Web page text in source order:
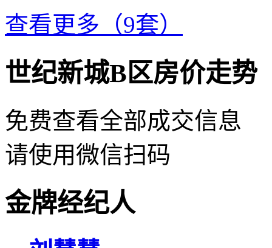
查看更多（9套）
世纪新城B区房价走势
免费查看全部成交信息
请使用微信扫码
金牌经纪人